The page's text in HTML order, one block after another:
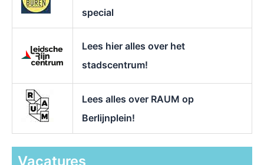
special
Lees hier alles over het
stadscentrum!
Lees alles over RAUM op
Berlijnplein!
Vacatures